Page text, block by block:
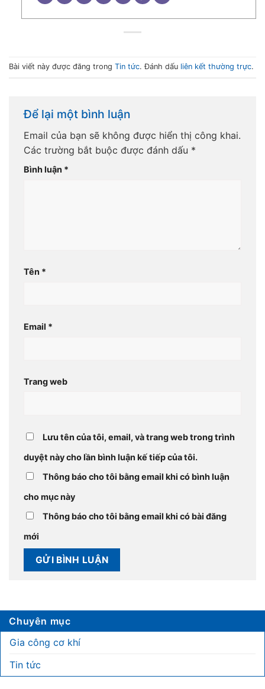
Bài viết này được đăng trong Tin tức. Đánh dấu liên kết thường trực.
Để lại một bình luận
Email của bạn sẽ không được hiển thị công khai.
Các trường bắt buộc được đánh dấu *
Bình luận *
Tên *
Email *
Trang web
Lưu tên của tôi, email, và trang web trong trình
duyệt này cho lần bình luận kế tiếp của tôi.
Thông báo cho tôi bằng email khi có bình luận
cho mục này
Thông báo cho tôi bằng email khi có bài đăng
mới
Chuyên mục
Gia công cơ khí
Tin tức